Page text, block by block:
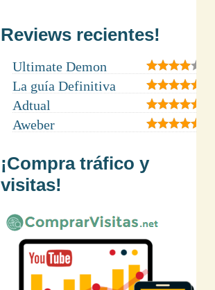
Reviews recientes!
Ultimate Demon
La guía Definitiva
Adtual
Aweber
¡Compra tráfico y
visitas!